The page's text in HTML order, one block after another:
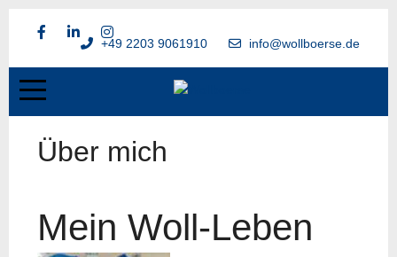
+49 2203 9061910 info@wollboerse.de
Über mich
Mein Woll-Leben